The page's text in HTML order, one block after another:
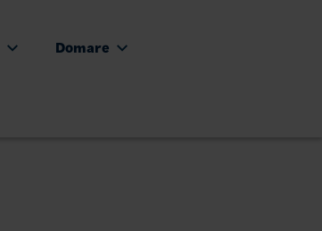
Domare